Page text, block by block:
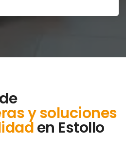
y soluciones
en Estollo